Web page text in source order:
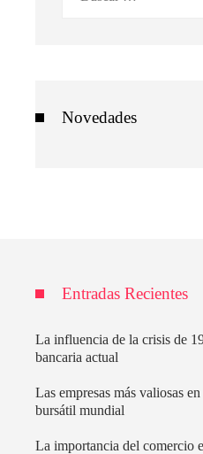
Novedades
Entradas Recientes
La influencia de la crisis de
bancaria actual
Las empresas más valiosas
bursátil mundial
La importancia del comercio